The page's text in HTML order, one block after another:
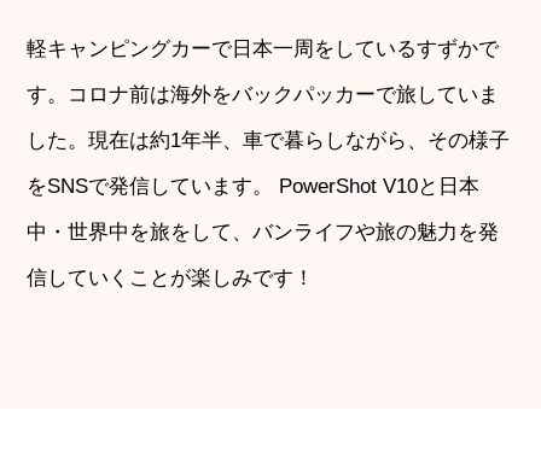
軽キャンピングカーで日本一周をしているすずかで
す。コロナ前は海外をバックパッカーで旅していま
した。現在は約1年半、車で暮らしながら、その様子
をSNSで発信しています。 PowerShot V10と日本
中・世界中を旅をして、バンライフや旅の魅力を発
信していくことが楽しみです！